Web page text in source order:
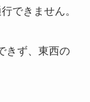
できません。
きず、東西の